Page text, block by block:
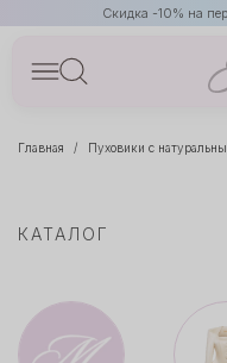
Скидка -10% на
Главная Пуховики с
КАТАЛОГ